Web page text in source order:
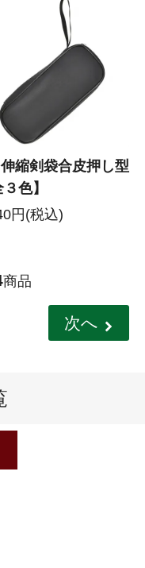
伸縮剣袋合皮押し型
３色】
円(税込)
商品
次へ